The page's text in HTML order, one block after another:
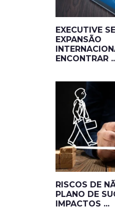
EXECUTIVE
EXPANSÃO
ENCONTRAR
RISCOS DE
PLANO DE
IMPACTOS ...